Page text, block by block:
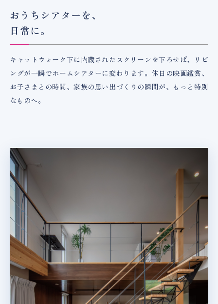
おうちシアターを、
日常に。
キャットウォーク下に内蔵されたスクリーンを下ろせば、リビ
ングが一瞬でホームシアターに変わります。休日の映画鑑賞、
お子さまとの時間、家族の思い出づくりの瞬間が、もっと特別
なものへ。